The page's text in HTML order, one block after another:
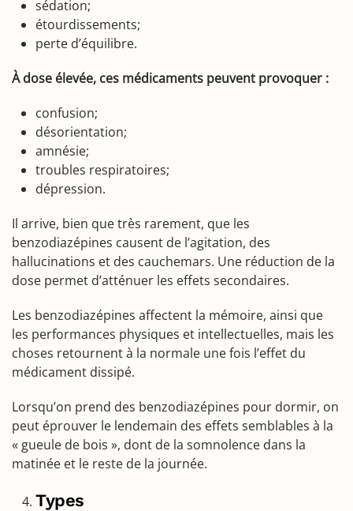
sédation;
étourdissements;
perte d’équilibre.
À dose élevée, ces médicaments peuvent provoquer :
confusion;
désorientation;
amnésie;
troubles respiratoires;
dépression.
Il arrive, bien que très rarement, que les
benzodiazépines causent de l’agitation, des
hallucinations et des cauchemars. Une réduction de la
dose permet d’atténuer les effets secondaires.
Les benzodiazépines affectent la mémoire, ainsi que
les performances physiques et intellectuelles, mais les
choses retournent à la normale une fois l’effet du
médicament dissipé.
Lorsqu’on prend des benzodiazépines pour dormir, on
peut éprouver le lendemain des effets semblables à la
« gueule de bois », dont de la somnolence dans la
matinée et le reste de la journée.
Types